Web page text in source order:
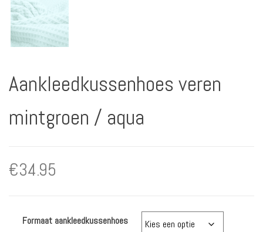
Aankleedkussenhoes veren
mintgroen / aqua
€34.95
Formaat aankleedkussenhoes